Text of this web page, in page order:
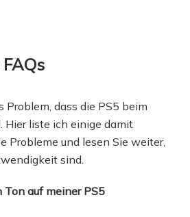
Problem, dass die PS5 beim
Hier liste ich einige damit
Probleme und lesen Sie weiter,
sind.
auf meiner PS5